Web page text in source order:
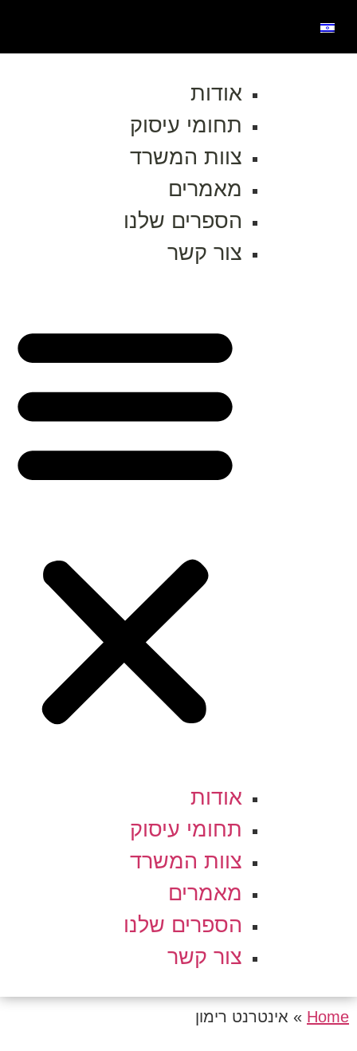
אודות
תחומי עיסוק
צוות המשרד
מאמרים
הספרים שלנו
צור קשר
אודות
תחומי עיסוק
צוות המשרד
מאמרים
הספרים שלנו
צור קשר
Home
» אינטרנט רימון